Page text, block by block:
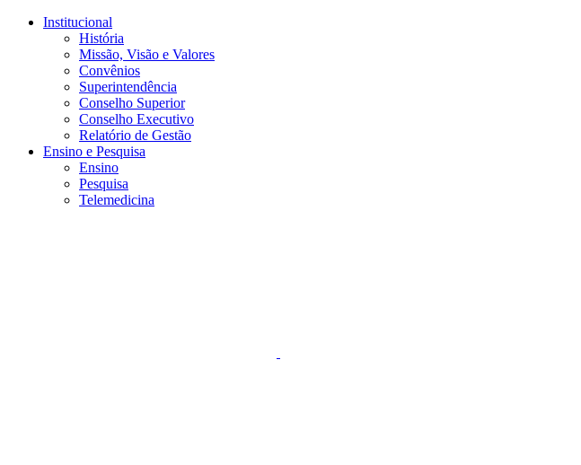
Conteúdo principal
Institucional
História
Missão, Visão e Valores
Convênios
Superintendência
Conselho Superior
Conselho Executivo
Relatório de Gestão
Ensino e Pesquisa
Ensino
Pesquisa
Telemedicina